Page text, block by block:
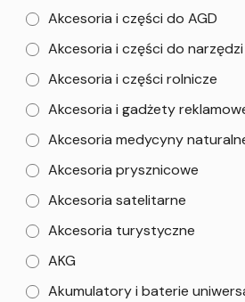
Akcesoria i części do AGD
Akcesoria i części do
Akcesoria i części rolnicze
Akcesoria i gadżety
Akcesoria medycyny
Akcesoria prysznicowe
Akcesoria satelitarne
Akcesoria turystyczne
AKG
Akumulatory i baterie